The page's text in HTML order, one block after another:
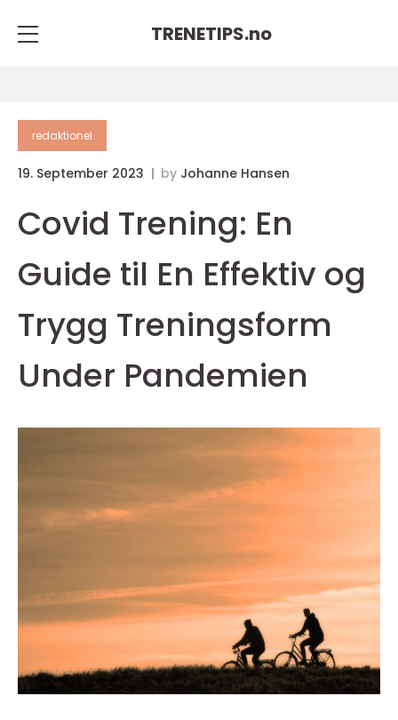
TRENETIPS.no
redaktionel
19. September 2023 by Johanne Hansen
Covid Trening: En
Guide til En Effektiv og
Trygg Treningsform
Under Pandemien